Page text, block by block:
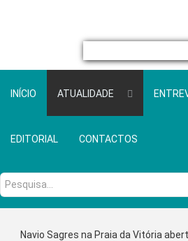
INÍCIO ATUALIDADE
EDITORIAL CONTACTOS
Pesquisa...
Navio Sagres na Praia da Vitória